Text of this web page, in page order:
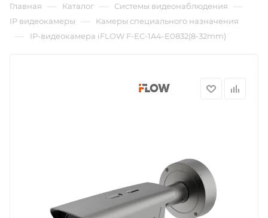
Главная — Каталог — Системы видеонаблюдения —
IP видеокамеры — Камеры специального назначения
— IP-видеокамера iFLOW F-EC-1A4-E0832(8-32mm)